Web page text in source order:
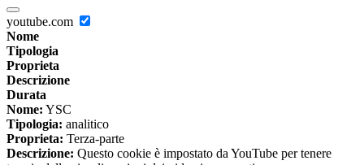
youtube.com
Nome
Tipologia
Proprieta
Descrizione
Durata
Nome: YSC
Tipologia: analitico
Proprieta: Terza-parte
Descrizione: Questo cookie è impostato da YouTube per tenere